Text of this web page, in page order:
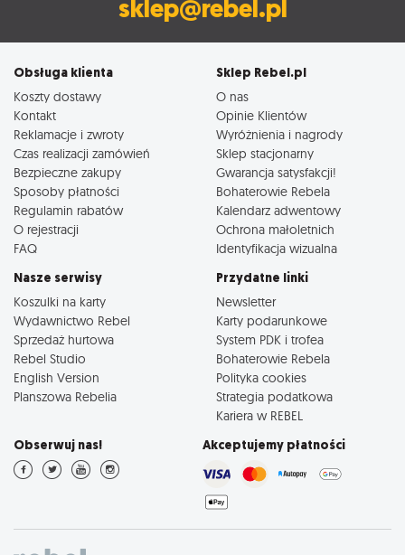
sklep@rebel.pl
Obsługa klienta
Koszty dostawy
Kontakt
Reklamacje i zwroty
Czas realizacji zamówień
Bezpieczne zakupy
Sposoby płatności
Regulamin rabatów
O rejestracji
FAQ
Sklep Rebel.pl
O nas
Opinie Klientów
Wyróżnienia i nagrody
Sklep stacjonarny
Gwarancja satysfakcji!
Bohaterowie Rebela
Kalendarz adwentowy
Ochrona małoletnich
Identyfikacja wizualna
Nasze serwisy
Koszulki na karty
Wydawnictwo Rebel
Sprzedaż hurtowa
Rebel Studio
English Version
Planszowa Rebelia
Przydatne linki
Newsletter
Karty podarunkowe
System PDK i trofea
Bohaterowie Rebela
Polityka cookies
Strategia podatkowa
Kariera w REBEL
Obserwuj nas! Akceptujemy płatności